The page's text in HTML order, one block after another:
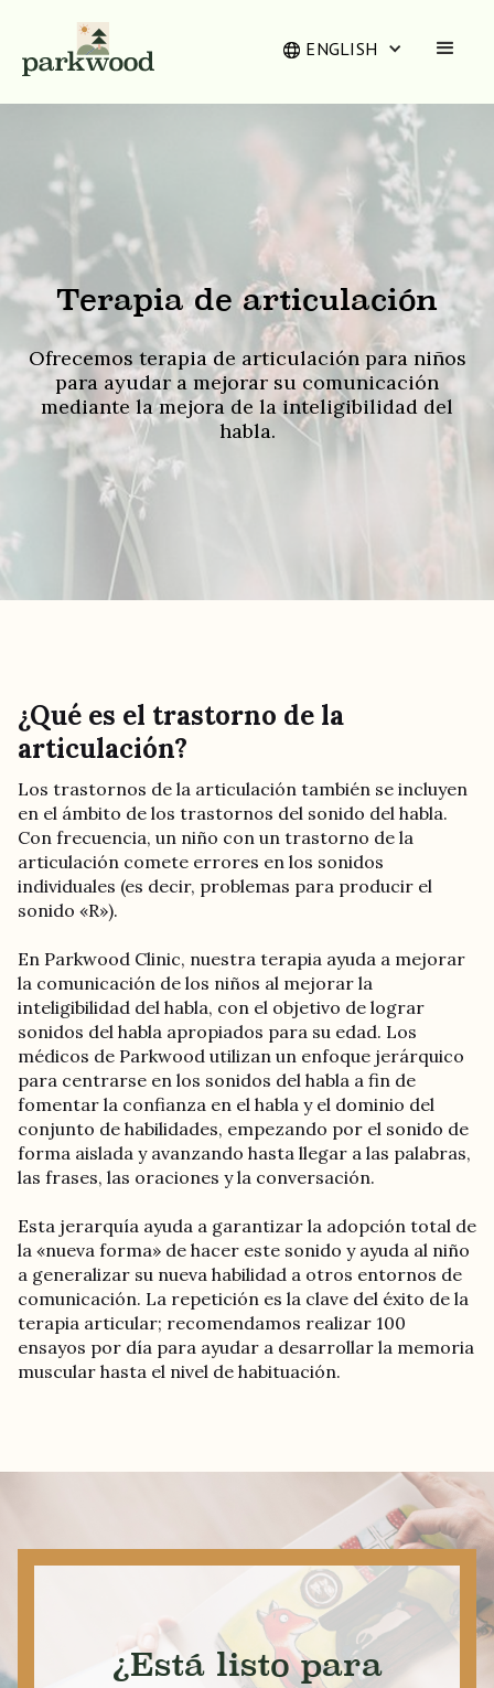
ENGLISH
Terapia de articulación
Ofrecemos terapia de articulación para niños
para ayudar a mejorar su comunicación
mediante la mejora de la inteligibilidad del
habla.
¿Qué es el trastorno de la
articulación?
Los trastornos de la articulación también se incluyen
en el ámbito de los trastornos del sonido del habla.
Con frecuencia, un niño con un trastorno de la
articulación comete errores en los sonidos
individuales (es decir, problemas para producir el
sonido «R»).
En Parkwood Clinic, nuestra terapia ayuda a mejorar
la comunicación de los niños al mejorar la
inteligibilidad del habla, con el objetivo de lograr
sonidos del habla apropiados para su edad. Los
médicos de Parkwood utilizan un enfoque jerárquico
para centrarse en los sonidos del habla a fin de
fomentar la confianza en el habla y el dominio del
conjunto de habilidades, empezando por el sonido de
forma aislada y avanzando hasta llegar a las palabras,
las frases, las oraciones y la conversación.
Esta jerarquía ayuda a garantizar la adopción total de
la «nueva forma» de hacer este sonido y ayuda al niño
a generalizar su nueva habilidad a otros entornos de
comunicación. La repetición es la clave del éxito de la
terapia articular; recomendamos realizar 100
ensayos por día para ayudar a desarrollar la memoria
muscular hasta el nivel de habituación.
¿Está listo para